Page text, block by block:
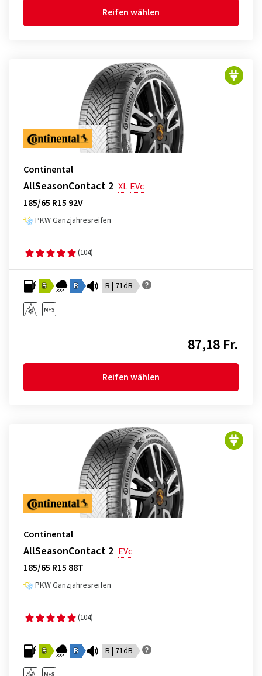
Reifen wählen
Continental
AllSeasonContact 2 XL EVc
185/65 R15 92V
PKW Ganzjahresreifen
(104)
B B B | 71dB
87,18 Fr.
Reifen wählen
Continental
AllSeasonContact 2 EVc
185/65 R15 88T
PKW Ganzjahresreifen
(104)
B B B | 71dB